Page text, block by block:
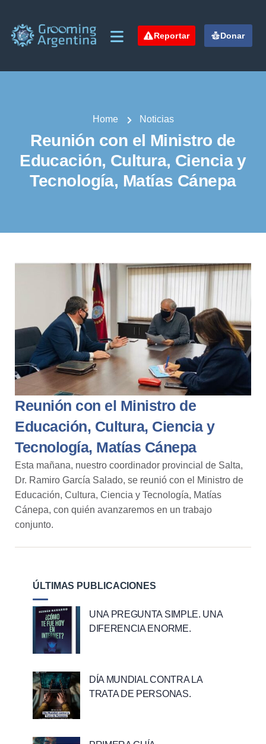
Reportar Donar
Home Noticias
Reunión con el Ministro de
Educación, Cultura, Ciencia y
Tecnología, Matías Cánepa
Reunión con el Ministro de
Educación, Cultura, Ciencia y
Tecnología, Matías Cánepa
Esta mañana, nuestro coordinador provincial de Salta,
Dr. Ramiro García Salado, se reunió con el Ministro de
Educación, Cultura, Ciencia y Tecnología, Matías
Cánepa, con quién avanzaremos en un trabajo
conjunto.
ÚLTIMAS PUBLICACIONES
UNA PREGUNTA SIMPLE. UNA
DIFERENCIA ENORME.
DÍA MUNDIAL CONTRA LA
TRATA DE PERSONAS.